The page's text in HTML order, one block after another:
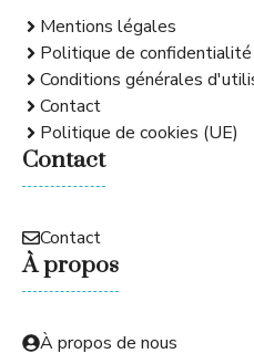
Mentions légales
Politique de confidentialité
Conditions générales
Contact
Politique de cookies (UE)
Contact
Contact
À propos
À propos de nous